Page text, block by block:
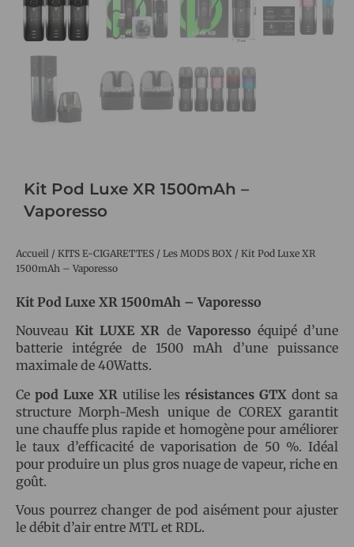
Kit Pod Luxe XR 1500mAh –
Vaporesso
Accueil / KITS E-CIGARETTES / Les MODS BOX / Kit Pod Luxe XR
1500mAh – Vaporesso
Kit Pod Luxe XR 1500mAh – Vaporesso
NouveauKit LUXE XR deVaporesso équipé d’une
batterie intégrée de 1500 mAh d’une puissance
maximale de 40Watts.
Ce pod Luxe XR utilise lesrésistances GTX dont sa
structure Morph-Mesh unique de COREX garantit
une chauffe plus rapide et homogène pour améliorer
le taux d’efficacité de vaporisation de 50 %. Idéal
pour produire un plus gros nuage de vapeur, riche en
goût.
Vous pourrez changer de pod aisément pour ajuster
le débit d’air entre MTL et RDL.